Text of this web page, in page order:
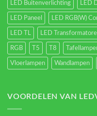
LED Buitenverlichting LED
LED Paneel LED RGB(W)
LED TL LED
RGB T5 T8
Vloerlampen Wandlampen
VOORDELEN VAN